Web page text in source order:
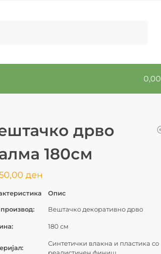
0,00
дрво
180см
ден
Опис
Вештачко декоративно дрво
180 см
Синтетички влакна и пластика со
реалистичен финиш